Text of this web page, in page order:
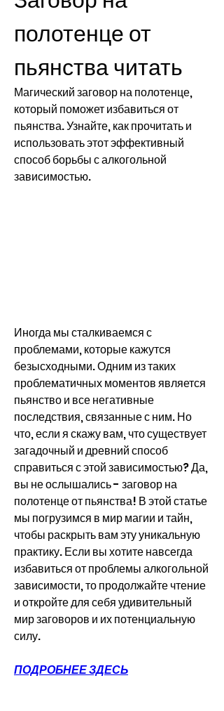
полотенце от
пьянства читать
Магический заговор на полотенце,
который поможет избавиться от
пьянства. Узнайте, как прочитать и
использовать этот эффективный
способ борьбы с алкогольной
зависимостью.
Иногда мы сталкиваемся с
проблемами, которые кажутся
безысходными. Одним из таких
проблематичных моментов является
пьянство и все негативные
последствия, связанные с ним. Но
что, если я скажу вам, что существует
загадочный и древний способ
справиться с этой зависимостью? Да,
вы не ослышались - заговор на
полотенце от пьянства! В этой статье
мы погрузимся в мир магии и тайн,
чтобы раскрыть вам эту уникальную
практику. Если вы хотите навсегда
избавиться от проблемы алкогольной
зависимости, то продолжайте чтение
и откройте для себя удивительный
мир заговоров и их потенциальную
силу.
ПОДРОБНЕЕ ЗДЕСЬ